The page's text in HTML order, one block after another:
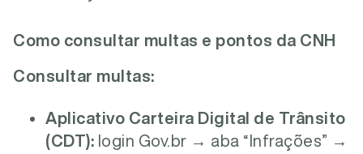
Como consultar multas e pontos da CNH
Consultar multas:
Aplicativo Carteira Digital de Trânsito
(CDT): login Gov.br → aba “Infrações” →